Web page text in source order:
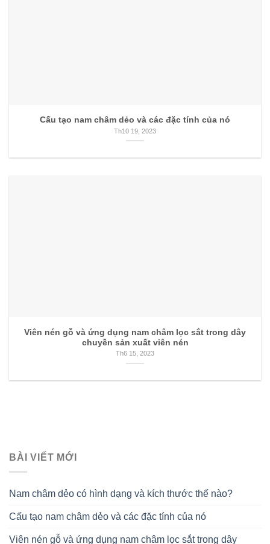
Cấu tạo nam châm dẻo và các đặc tính của nó
Th10 19, 2023
Viên nén gỗ và ứng dụng nam châm lọc sắt trong dây
chuyền sản xuất viên nén
Th6 15, 2023
BÀI VIẾT MỚI
Nam châm dẻo có hình dạng và kích thước thế nào?
Cấu tạo nam châm dẻo và các đặc tính của nó
Viên nén gỗ và ứng dụng nam châm lọc sắt trong dây